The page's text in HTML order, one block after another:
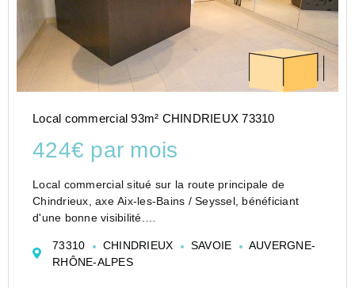
Local commercial 93m² CHINDRIEUX 73310
424€ par mois
Local commercial situé sur la route principale de
Chindrieux, axe Aix-les-Bains / Seyssel, bénéficiant
d'une bonne visibilité.
un couloir de distribution avec wc, une arrière boutique
avec p...
73310 CHINDRIEUX SAVOIE
AUVERGNE-
RHÔNE-ALPES